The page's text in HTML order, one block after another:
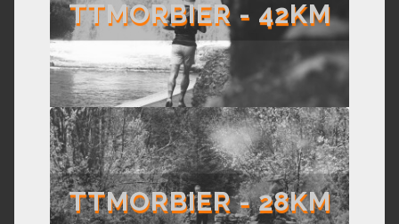
TTMORBIER - 42KM
TTMORBIER - 28KM